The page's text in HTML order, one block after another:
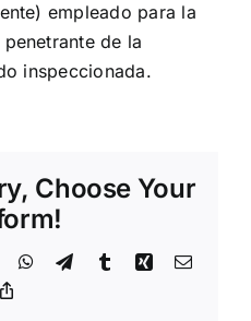
empleado para la
de la
inspeccionada.
Choose Your
WhatsApp
TelegramTumblrXing Correo